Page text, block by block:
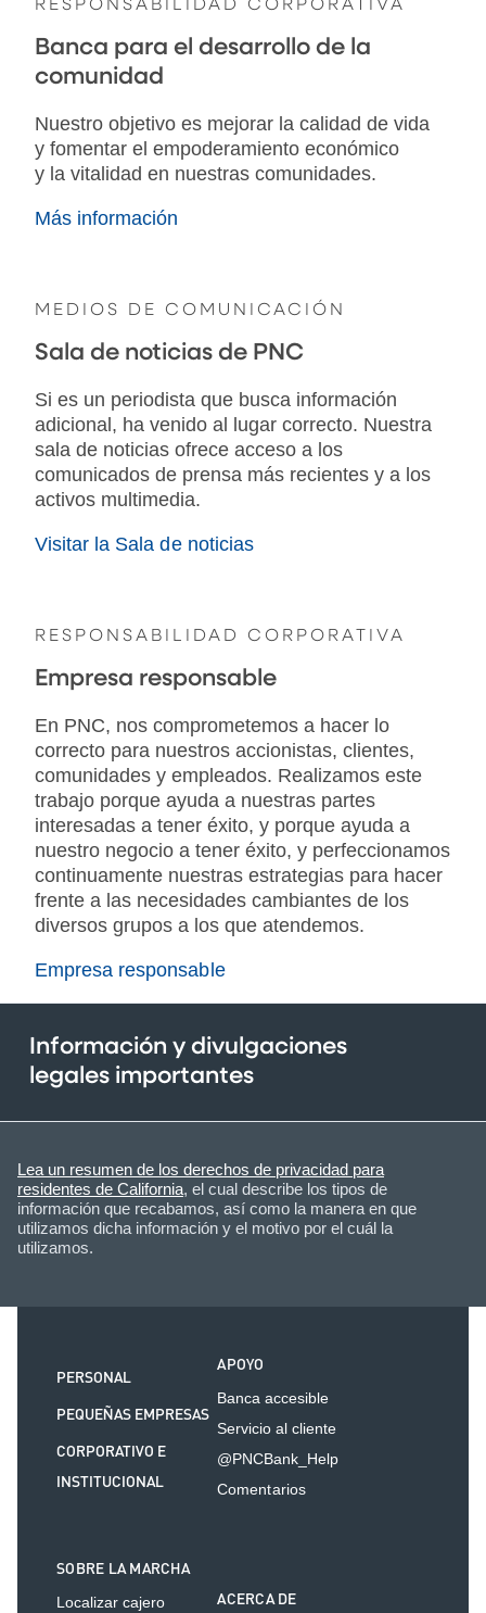
RESPONSABILIDAD CORPORATIVA
Banca para el desarrollo de la
comunidad
Nuestro objetivo es mejorar la calidad de vida
y fomentar el empoderamiento económico
y la vitalidad en nuestras comunidades.
Más información
MEDIOS DE COMUNICACIÓN
Sala de noticias de PNC
Si es un periodista que busca información
adicional, ha venido al lugar correcto. Nuestra
sala de noticias ofrece acceso a los
comunicados de prensa más recientes y a los
activos multimedia.
Visitar la Sala de noticias
RESPONSABILIDAD CORPORATIVA
Empresa responsable
En PNC, nos comprometemos a hacer lo
correcto para nuestros accionistas, clientes,
comunidades y empleados. Realizamos este
trabajo porque ayuda a nuestras partes
interesadas a tener éxito, y porque ayuda a
nuestro negocio a tener éxito, y perfeccionamos
continuamente nuestras estrategias para hacer
frente a las necesidades cambiantes de los
diversos grupos a los que atendemos.
Empresa responsable
Información y divulgaciones
legales importantes
Lea un resumen de los derechos de privacidad para
residentes de California, el cual describe los tipos de
información que recabamos, así como la manera en que
utilizamos dicha información y el motivo por el cuál la
utilizamos.
PERSONAL
PEQUEÑAS EMPRESAS
CORPORATIVO E
INSTITUCIONAL
APOYO
Banca accesible
Servicio al cliente
@PNCBank_Help
Comentarios
SOBRE LA MARCHA
Localizar cajero
ACERCA DE